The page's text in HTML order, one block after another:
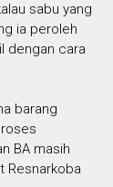
sabu yang
ia peroleh
dengan cara
barang
BA masih
Resnarkoba